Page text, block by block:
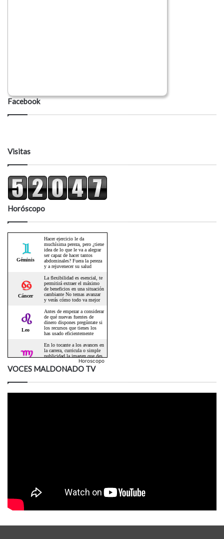
Facebook
Visitas
Horóscopo
Horoscopo
VOCES MALDONADO TV